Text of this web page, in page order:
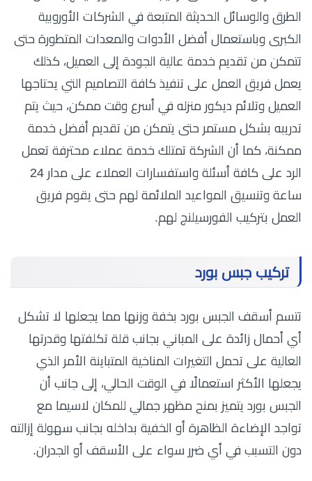
الطرق والوسائل الحديثة المتبعة في الشركات الأوروبية
الكبرى وباستعمال أفضل الأدوات والمعدات المتطورة حتى
تتمكن من تقديم خدمة عالية الجودة إلى العميل، كذلك
يعمل فريق العمل على تنفيذ كافة التصاميم التي يحتاجها
العميل وتلائم ديكور منزله في أسرع وقت ممكن، حيث يتم
تدريبه بشكل مستمر حتى يتمكن من تقديم أفضل خدمة
ممكنة، كما أن الشركة تمتلك خدمة عملاء محترفة تعمل
الرد على كافة أسئلة واستفسارات العملاء على مدار 24
ساعة وتنسيق المواعيد الملائمة لهم حتى يقوم فريق
العمل بتركيب الفورسيلنج لهم.
تركيب جبس بورد
تتسم أسقف الجبس بورد بخفة وزنها مما يجعلها لا تشكل
أي أحمال زائدة على المباني بجانب قلة تكلفتها وقدرتها
العالية على تحمل التغيرات المناخية المتباينة الأمر الذي
يجعلها الأكثر استعمالًا في الوقت الحالي، إلى جانب أن
الجبس بورد يتميز بمنح مظهر جمالي للمكان لاسيما مع
تواجد الإضاءة الظاهرة أو الخفية بداخله بجانب سهولة إزالته
دون التسبب في أي ضرر سواء على الأسقف أو الجدران.